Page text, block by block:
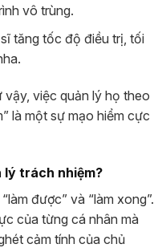
vô trùng.
tăng tốc độ điều trị, tối
việc quản lý họ theo
là một sự mạo hiểm cực
lý trách nhiệm?
được” và “làm xong”.
của từng cá nhân mà
cảm tính của chủ